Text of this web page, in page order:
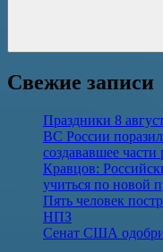
Свежие записи
Праздники 8
ВС России
создававшее
Кравцов:
учиться по новой
Пять человек
НПЗ
Сенат США